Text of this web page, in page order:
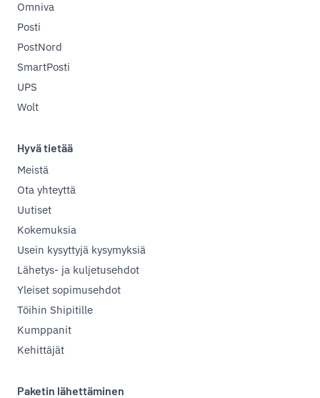
Omniva
Posti
PostNord
SmartPosti
UPS
Wolt
Hyvä tietää
Meistä
Ota yhteyttä
Uutiset
Kokemuksia
Usein kysyttyjä kysymyksiä
Lähetys- ja kuljetusehdot
Yleiset sopimusehdot
Töihin Shipitille
Kumppanit
Kehittäjät
Paketin lähettäminen